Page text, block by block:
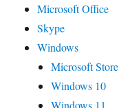
Microsoft Office
Skype
Windows
Microsoft Store
Windows 10
Windows 11